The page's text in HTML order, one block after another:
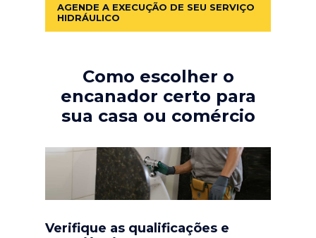
AGENDE A EXECUÇÃO DE SEU SERVIÇO
HIDRÁULICO
Como escolher o
encanador certo para
sua casa ou comércio
Verifique as qualificações e